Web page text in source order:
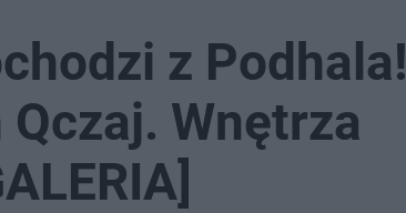
z Podhala!
Wnętrza